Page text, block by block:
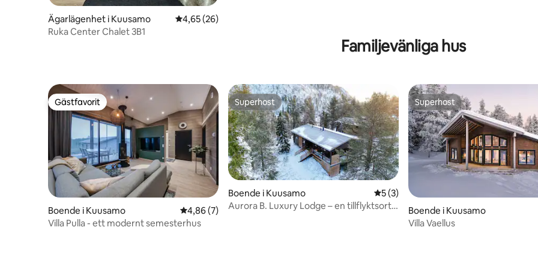
Ägarlägenhet i Kuusamo 4,65 av 5 i genomsnittligt betyg, 26 omdömen
4,65 (26)
Ruka Center Chalet 3B1
Familjevänliga hus
Gästfavorit
Gästfavorit
Boende i Kuusamo 4,86 av 5 i genomsnittligt betyg, 7 omdömen
4,86 (7)
Villa Pulla - ett modernt semesterhus
Superhost
Superhost
Boende i Kuusamo 5 av 5 i genomsnittligt betyg, 3
5 (3)
Aurora B. Luxury Lodge – en tillflyktsort
Superhost
Superhost
Boende i Kuusamo
Villa Vaellus